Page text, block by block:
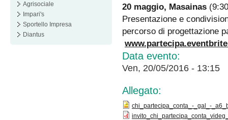
Agrisociale
Impari's
Sportello Impresa
Diantus
20 maggio, Masainas
Presentazione e
percorso di progettazione
Data evento:
Ven, 20/05/2016 - 13:15
Allegato:
chi_partecipa_conta_-_gal_-